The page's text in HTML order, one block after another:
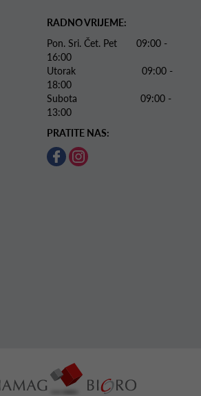
RADNO VRIJEME:
Pon. Sri. Čet. Pet 09:00 -
16:00
Utorak 09:00 -
18:00
Subota 09:00 -
13:00
PRATITE NAS: